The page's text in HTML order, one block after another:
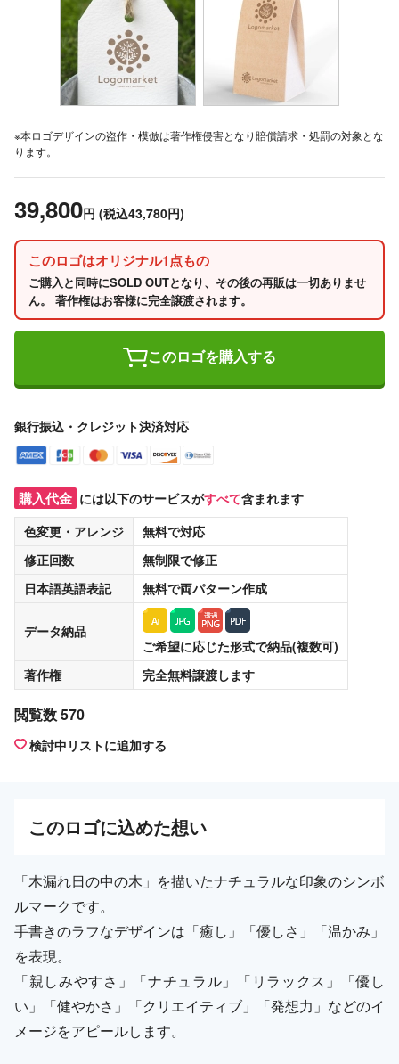
※本ロゴデザインの盗作・模倣は著作権侵害となり賠償請求・処罰の対象とな
ります。
39,800円 (税込43,780円)
このロゴはオリジナル1点もの
ご購入と同時にSOLD OUTとなり、その後の再販は一切ありませ
ん。 著作権はお客様に完全譲渡されます。
このロゴを購入する
銀行振込・クレジット決済対応
購入代金 には以下のサービスがすべて含まれます
色変更・アレンジ
無料で対応
修正回数
無制限で修正
日本語英語表記
無料で両パターン作成
データ納品
ご希望に応じた形式で納品(複数可)
著作権
完全無料譲渡します
閲覧数 570
検討中リストに追加する
このロゴに込めた想い
「木漏れ日の中の木」を描いたナチュラルな印象のシンボ
ルマークです。
手書きのラフなデザインは「癒し」「優しさ」「温かみ」
を表現。
「親しみやすさ」「ナチュラル」「リラックス」「優し
い」「健やかさ」「クリエイティブ」「発想力」などのイ
メージをアピールします。